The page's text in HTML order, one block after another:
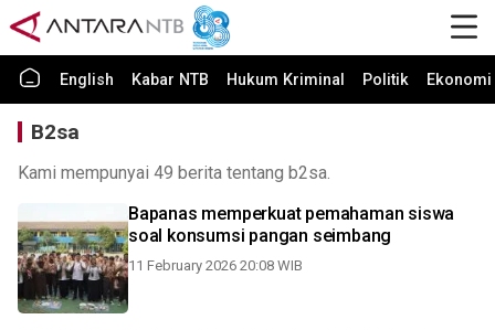
English Kabar NTB Hukum Kriminal Politik
B2sa
Kami mempunyai 49 berita tentang b2sa.
Bapanas memperkuat pemahaman siswa
soal konsumsi pangan seimbang
11 February 2026 20:08 WIB